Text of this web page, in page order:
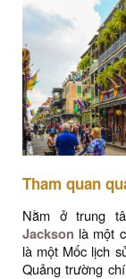
Tham quan
Nằm ở trung
Jackson là một
là một Mốc lịch
Quảng trường